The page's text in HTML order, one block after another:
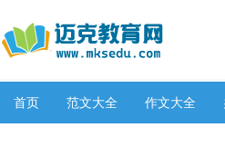
首页 范文大全 作文大全